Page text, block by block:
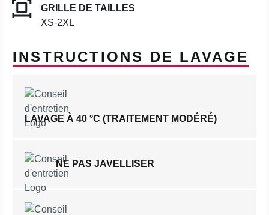
GRILLE DE TAILLES
XS-2XL
INSTRUCTIONS DE LAVAGE
LAVAGE À 40 °C (TRAITEMENT MODÉRÉ)
NE PAS JAVELLISER